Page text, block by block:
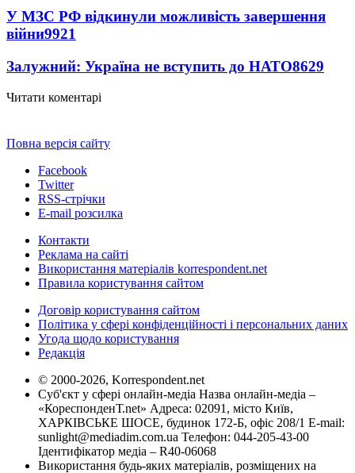
У МЗС РФ відкинули можливість завершення
війни9921
Залужний: Україна не вступить до НАТО8629
Читати коментарі
Повна версія сайту
Facebook
Twitter
RSS-стрічки
E-mail розсилка
Контакти
Реклама на сайті
Використання матеріалів korrespondent.net
Правила користування сайтом
Договір користування сайтом
Політика у сфері конфіденційності і персональних даних
Угода щодо користування
Редакція
© 2000-2026, Korrespondent.net
Суб'єкт у сфері онлайн-медіа Назва онлайн-медіа –
«КореспонденТ.net» Адреса: 02091, місто Київ,
ХАРКІВСЬКЕ ШОСЕ, будинок 172-Б, офіс 208/1 E-mail:
sunlight@mediadim.com.ua Телефон: 044-205-43-00
Ідентифікатор медіа – R40-06068
Використання будь-яких матеріалів, розміщених на